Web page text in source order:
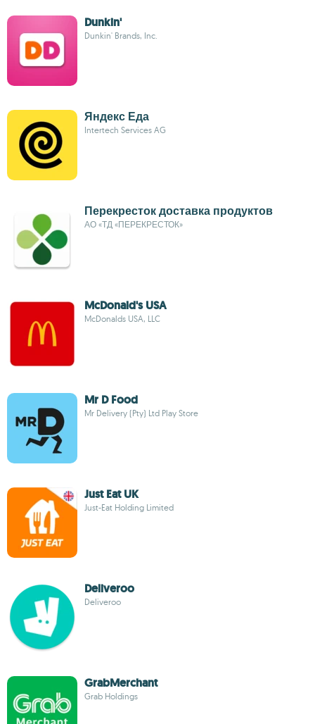
Dunkin'
Dunkin' Brands, Inc.
Яндекс Еда
Intertech Services AG
Перекресток доставка продуктов
АО «ТД «ПЕРЕКРЕСТОК»
McDonald's USA
McDonalds USA, LLC
Mr D Food
Mr Delivery (Pty) Ltd Play Store
Just Eat UK
Just-Eat Holding Limited
Deliveroo
Deliveroo
GrabMerchant
Grab Holdings